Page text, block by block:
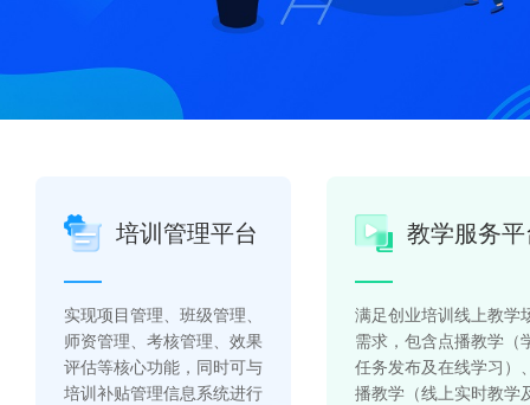
培训管理平台
实现项目管理、班级管理、
师资管理、考核管理、效果
评估等核心功能，同时可与
培训补贴管理信息系统进行
教学服务平
满足创业培训线上教学
需求，包含点播教学（
任务发布及在线学习）
播教学（线上实时教学